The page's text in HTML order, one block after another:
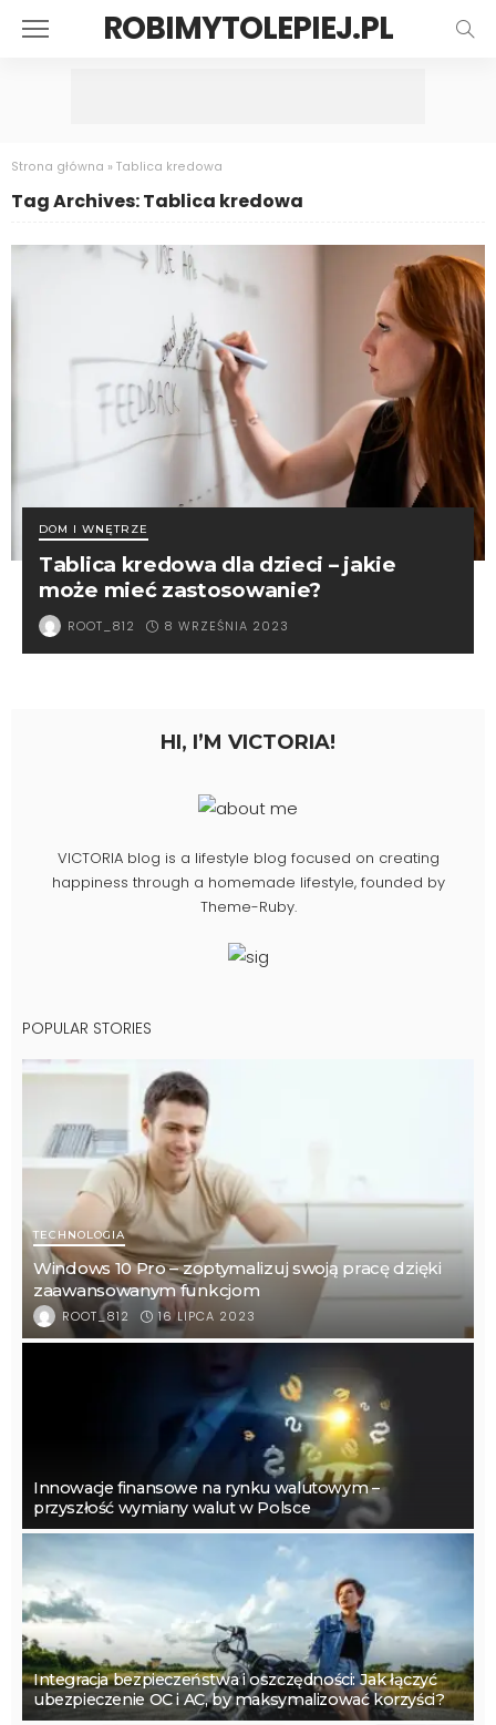
ROBIMYTOLEPIEJ.PL
Strona główna » Tablica kredowa
Tag Archives: Tablica kredowa
DOM I WNĘTRZE
Tablica kredowa dla dzieci – jakie
może mieć zastosowanie?
ROOT_812 8 WRZEŚNIA 2023
HI, I’M VICTORIA!
VICTORIA blog is a lifestyle blog focused on creating
happiness through a homemade lifestyle, founded by
Theme-Ruby.
POPULAR STORIES
TECHNOLOGIA
Windows 10 Pro – zoptymalizuj swoją pracę dzięki
zaawansowanym funkcjom
ROOT_812 16 LIPCA 2023
Innowacje finansowe na rynku walutowym –
przyszłość wymiany walut w Polsce
Integracja bezpieczeństwa i oszczędności: Jak łączyć
ubezpieczenie OC i AC, by maksymalizować korzyści?